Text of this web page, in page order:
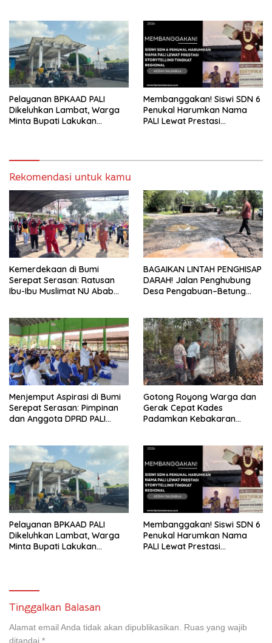
Melalui Reses Ke-2 Tahun
2026
Pelayanan BPKAAD PALI
Dikeluhkan Lambat, Warga
Minta Bupati Lakukan
Membanggakan! Siswi SDN 6
Penukal Harumkan Nama
PALI Lewat Prestasi
Rekomendasi untuk kamu
Kemerdekaan di Bumi
Serepat Serasan: Ratusan
Ibu-Ibu Muslimat NU Abab
Indonesia
BAGAIKAN LINTAH PENGHISAP
DARAH! Jalan Penghubung
Desa Pengabuan–Betung
Kerok
Menjemput Aspirasi di Bumi
Serepat Serasan: Pimpinan
dan Anggota DPRD PALI
Melalui Reses Ke-2 Tahun
2026
Gotong Royong Warga dan
Gerak Cepat Kades
Padamkan Kebakaran
Pelayanan BPKAAD PALI
Dikeluhkan Lambat, Warga
Minta Bupati Lakukan
Membanggakan! Siswi SDN 6
Penukal Harumkan Nama
PALI Lewat Prestasi
Tinggalkan Balasan
Alamat email Anda tidak akan dipublikasikan.
Ruas yang wajib
ditandai *